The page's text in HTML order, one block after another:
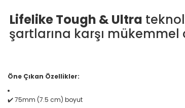
Lifelike Tough & Ultra
şartlarına karşı mükemmel
Öne Çıkan Özellikler:
✔️ 75mm (7.5 cm) boyut